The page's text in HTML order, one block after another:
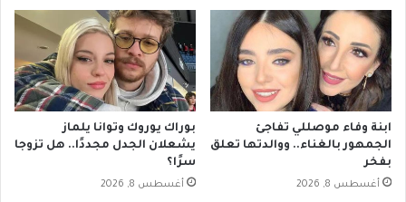
ابنة وفاء موصللي تفاجئ
الجمهور بالغناء.. ووالدتها تعلق
بفخر
أغسطس 8, 2026
بوراك يوروك وتوانا يلماز
يشعلان الجدل مجددًا.. هل تزوجا
سرًا؟
أغسطس 8, 2026